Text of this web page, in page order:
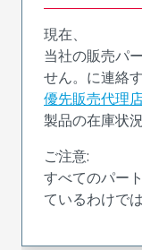
現在、
当社の販売パ
せん。に連絡
優先販売代理
製品の在庫状
ご注意:
すべてのパー
ているわけで